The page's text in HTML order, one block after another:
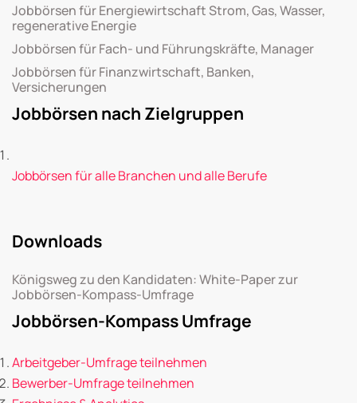
Jobbörsen für Energiewirtschaft Strom, Gas, Wasser,
regenerative Energie
Jobbörsen für Fach- und Führungskräfte, Manager
Jobbörsen für Finanzwirtschaft, Banken,
Versicherungen
Jobbörsen nach Zielgruppen
Jobbörsen für alle Branchen und alle Berufe
Downloads
Königsweg zu den Kandidaten: White-Paper zur
Jobbörsen-Kompass-Umfrage
Jobbörsen-Kompass Umfrage
Arbeitgeber-Umfrage teilnehmen
Bewerber-Umfrage teilnehmen